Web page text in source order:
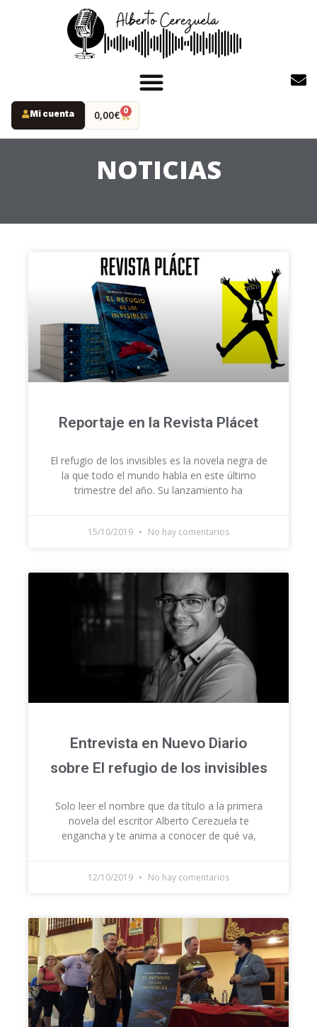
INICIO
ALBERTO
CONTRATACIÓN
TIENDA
Mi cuenta 0,00€ 0
NOTICIAS
Reportaje en la Revista Plácet
El refugio de los invisibles es la novela negra de
la que todo el mundo habla en este último
trimestre del año. Su lanzamiento ha
15/10/2019 No hay comentarios
Entrevista en Nuevo Diario
sobre El refugio de los invisibles
Solo leer el nombre que da título a la primera
novela del escritor Alberto Cerezuela te
engancha y te anima a conocer de qué va,
12/10/2019 No hay comentarios